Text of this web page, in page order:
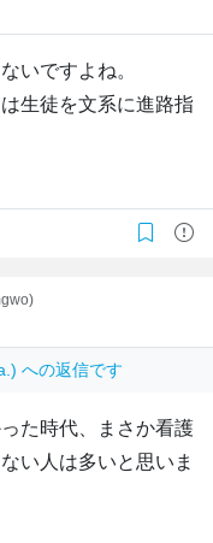
いですよね。
生徒を文系に進路指
への返信です
た時代、まさか看護
い人は多いと思いま